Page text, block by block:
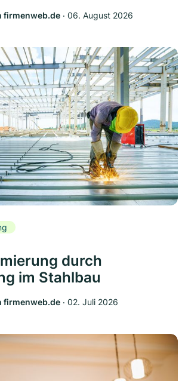
firmenweb.de ‧ 06. August 2026
durch
im Stahlbau
firmenweb.de ‧ 02. Juli 2026